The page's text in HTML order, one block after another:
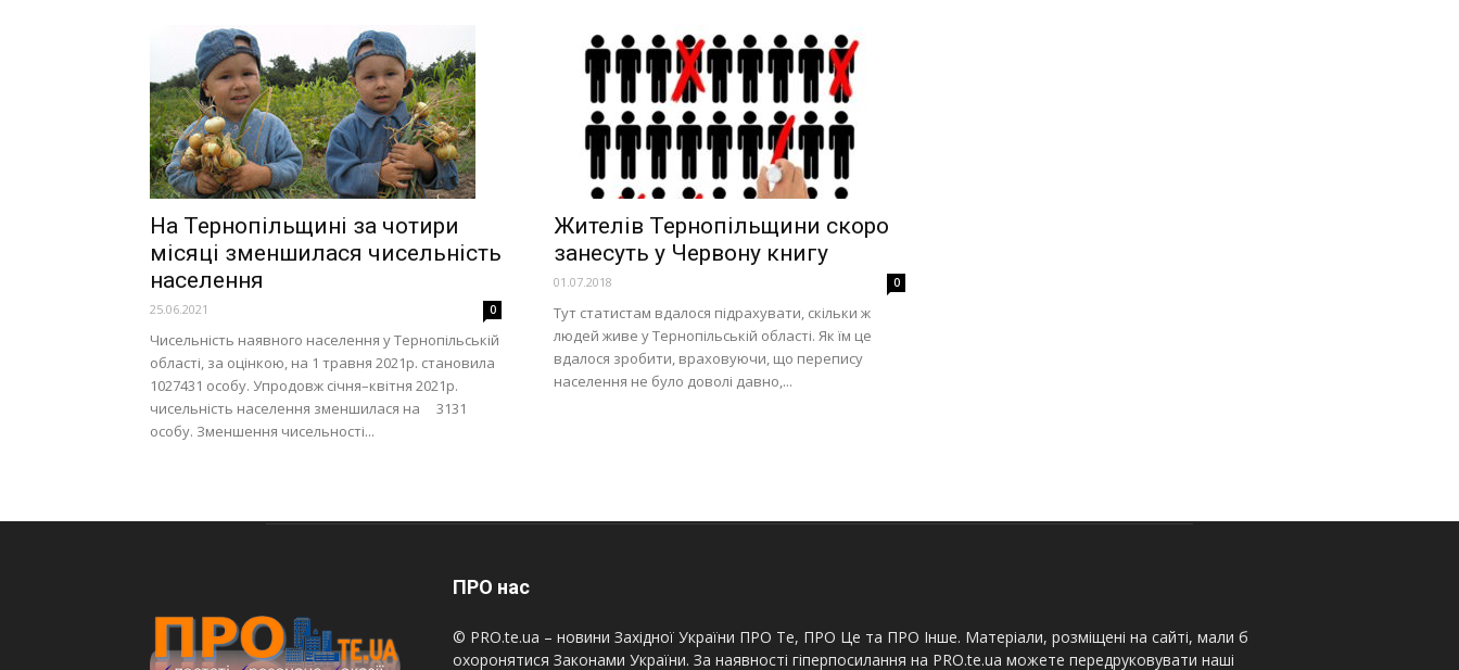
На Тернопільщині за чотири
місяці зменшилася чисельність
населення
25.06.2021 0
Чисельність наявного населення у Тернопільській
області, за оцінкою, на 1 травня 2021р. становила
1027431 особу. Упродовж січня–квітня 2021р.
чисельність населення зменшилася на 3131
особу. Зменшення чисельності...
Жителів Тернопільщини скоро
занесуть у Червону книгу
01.07.2018 0
Тут статистам вдалося підрахувати, скільки ж
людей живе у Тернопільській області. Як їм це
вдалося зробити, враховуючи, що перепису
населення не було доволі давно,...
ПРО нас
© PRO.te.ua – новини Західної України ПРО Те, ПРО Це та ПРО Інше. Матеріали, розміщені на сайті, мали б
охоронятися Законами України. За наявності гіперпосилання на PRO.te.ua можете передруковувати наші